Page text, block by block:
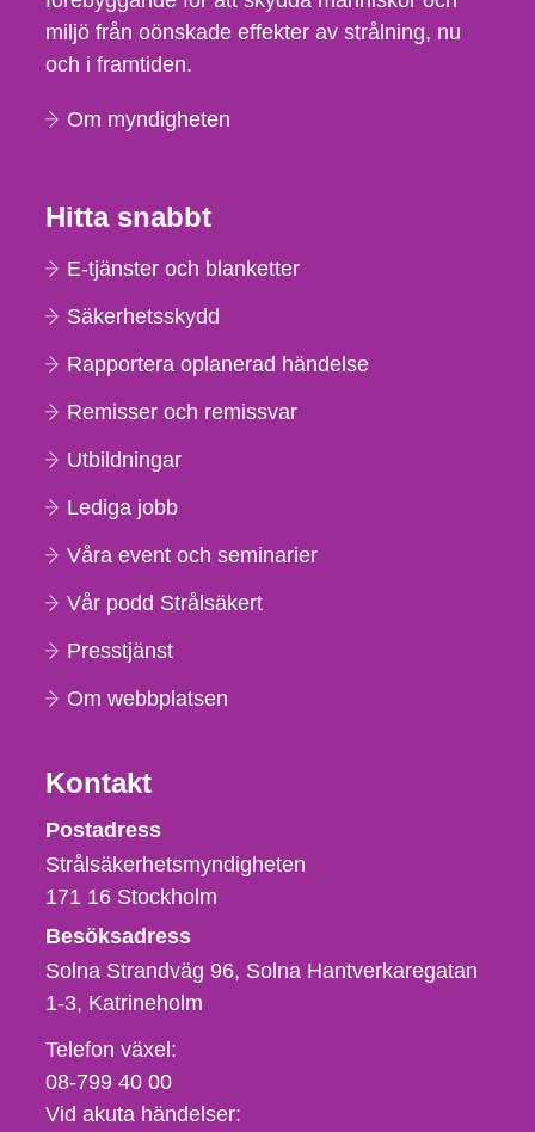
miljö från oönskade effekter av strålning, nu
och i framtiden.
Om myndigheten
Hitta snabbt
E-tjänster och blanketter
Säkerhetsskydd
Rapportera oplanerad händelse
Remisser och remissvar
Utbildningar
Lediga jobb
Våra event och seminarier
Vår podd Strålsäkert
Presstjänst
Om webbplatsen
Kontakt
Strålsäkerhetsmyndigheten
Postadress
Strålsäkerhetsmyndigheten
171 16 Stockholm
Besöksadress
Solna Strandväg 96, Solna Hantverkaregatan
1-3 Katrineholm
Telefon,
fax
och
Telefon växel:
08-799 40 00
Vid akuta händelser: